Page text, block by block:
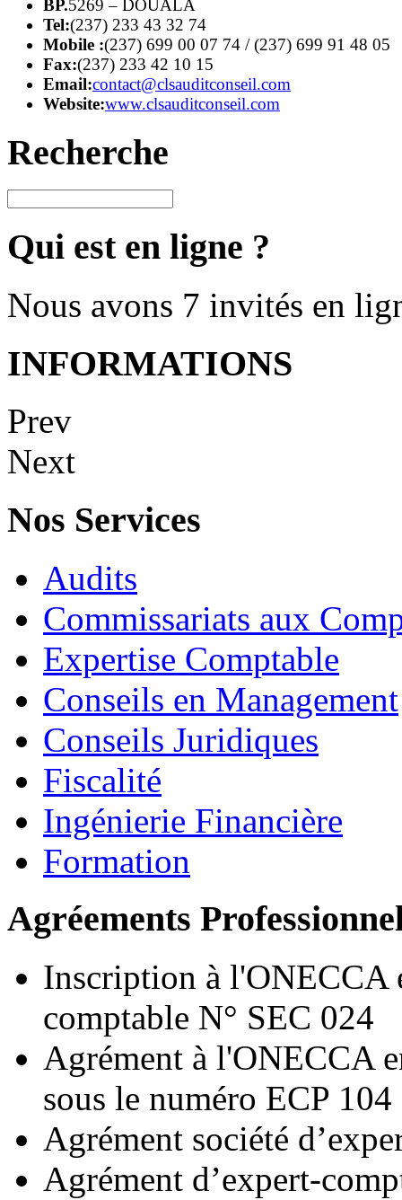
BP.5269 – DOUALA
Tel:(237) 233 43 32 74
Mobile :(237) 699 00 07 74 / (237) 699 91 48 05
Fax:(237) 233 42 10 15
Email:contact@clsauditconseil.com
Website:www.clsauditconseil.com
Recherche
Qui est en ligne ?
Nous avons 7 invités en
INFORMATIONS
Prev
Next
Nos Services
Audits
Commissariats aux
Expertise Comptable
Conseils en Management
Conseils Juridiques
Fiscalité
Ingénierie Financière
Formation
Agréements
Inscription à l'ONECCA
comptable N° SEC 024
Agrément à l'ONECCA
sous le numéro ECP 104
Agrément société
Agrément d’expert-